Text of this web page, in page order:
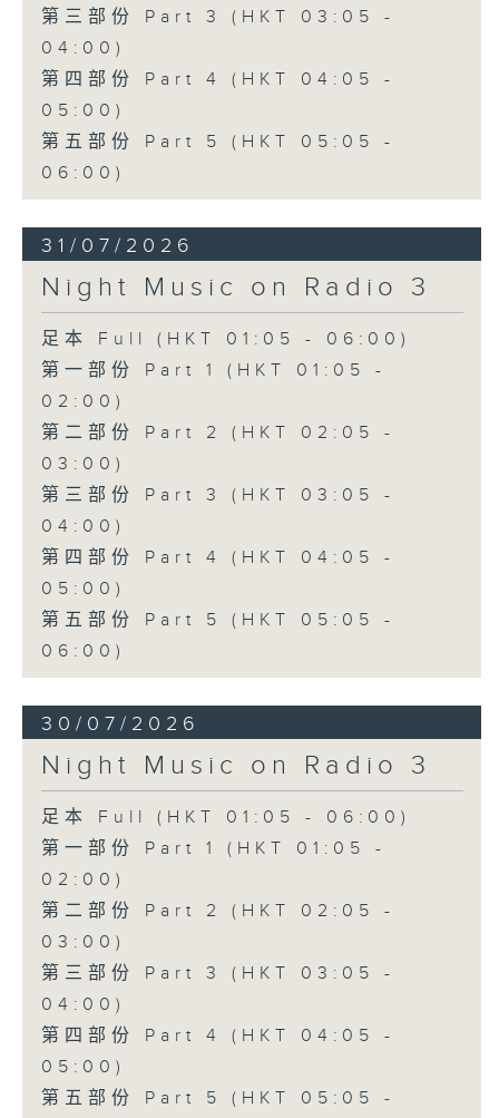
第三部份 Part 3 (HKT 03:05 -
04:00)
第四部份 Part 4 (HKT 04:05 -
05:00)
第五部份 Part 5 (HKT 05:05 -
06:00)
31/07/2026
Night Music on Radio 3
足本 Full (HKT 01:05 - 06:00)
第一部份 Part 1 (HKT 01:05 -
02:00)
第二部份 Part 2 (HKT 02:05 -
03:00)
第三部份 Part 3 (HKT 03:05 -
04:00)
第四部份 Part 4 (HKT 04:05 -
05:00)
第五部份 Part 5 (HKT 05:05 -
06:00)
30/07/2026
Night Music on Radio 3
足本 Full (HKT 01:05 - 06:00)
第一部份 Part 1 (HKT 01:05 -
02:00)
第二部份 Part 2 (HKT 02:05 -
03:00)
第三部份 Part 3 (HKT 03:05 -
04:00)
第四部份 Part 4 (HKT 04:05 -
05:00)
第五部份 Part 5 (HKT 05:05 -